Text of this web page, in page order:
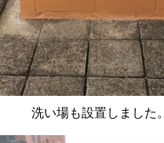
洗い場も設置しました。